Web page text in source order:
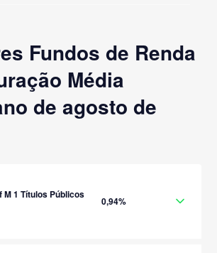
Fundos de Renda
Média
de agosto de
M 1 Títulos Públicos
0,94%